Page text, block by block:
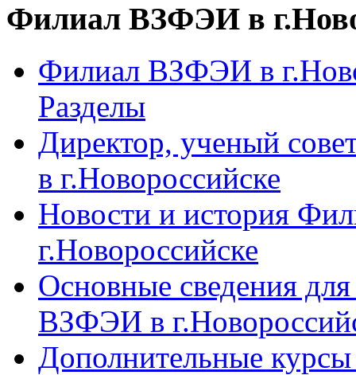
Филиал ВЗФЭИ в
Филиал ВЗФЭИ в
Разделы
Директор, ученый
в г.Новороссийске
Новости и история
г.Новороссийске
Основные сведения
ВЗФЭИ в
Дополнительные